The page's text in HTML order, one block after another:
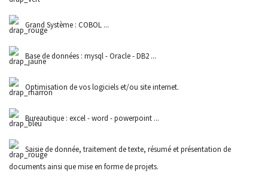
Grand Système : COBOL ...
Base de données : mysql - Oracle - DB2 ...
Optimisation de vos logiciels et/ou site internet.
Bureautique : excel - word - powerpoint ...
Saisie de donnée, traitement de texte, résumé et présentation de
documents ainsi que mise en forme de projets.